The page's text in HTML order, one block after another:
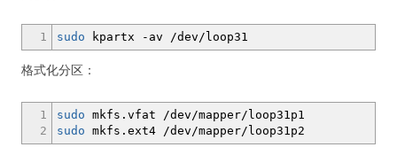
1 sudo kpartx -av /dev /loop31
格式化分区：
1
2
sudo mkfs.vfat /dev /mapper/loop31p1
sudo mkfs.ext4 /dev /mapper/loop31p2